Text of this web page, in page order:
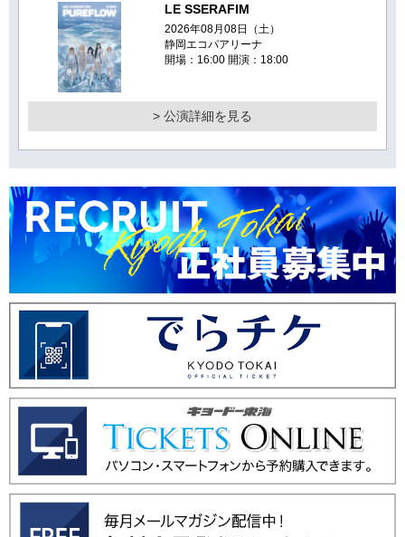
LE SSERAFIM
2026年08月08日（土）
静岡エコパアリーナ
開場：16:00 開演：18:00
> 公演詳細を見る